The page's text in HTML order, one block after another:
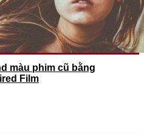
màu phim cũ bằng
Film